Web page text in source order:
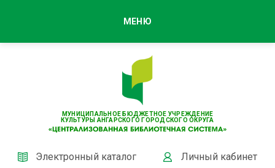
МУНИЦИПАЛЬНОЕ БЮДЖЕТНОЕ УЧРЕЖДЕНИЕ
КУЛЬТУРЫ АНГАРСКОГО ГОРОДСКОГО ОКРУГА
Электронный каталог Личный кабинет
МЕНЮ